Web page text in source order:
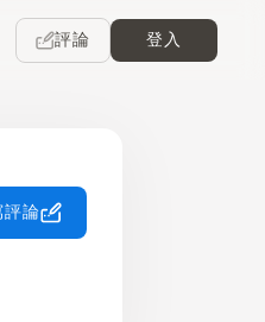
評論 登入
評論